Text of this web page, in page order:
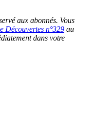
aux abonnés. Vous
Découvertes n°329 au
dans votre